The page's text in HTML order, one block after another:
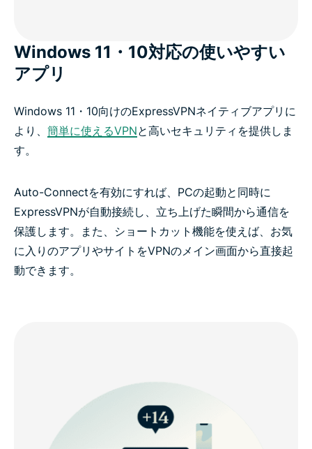
Windows 11・10対応の使いやすい
アプリ
Windows 11・10向けのExpressVPNネイティブアプリに
より、 簡単に使えるVPNと高いセキュリティを提供しま
す。
Auto-Connectを有効にすれば、PCの起動と同時に
ExpressVPNが自動接続し、立ち上げた瞬間から通信を
保護します。また、ショートカット機能を使えば、お気
に入りのアプリやサイトをVPNのメイン画面から直接起
動できます。